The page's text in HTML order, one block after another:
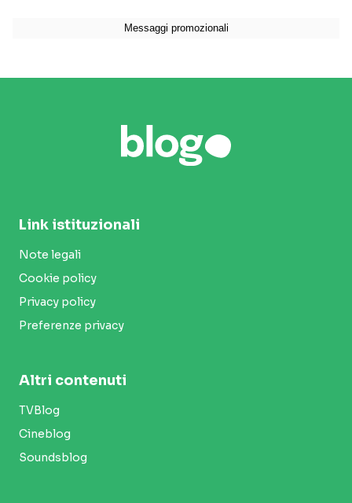
Link istituzionali
Note legali
Cookie policy
Privacy policy
Preferenze privacy
Altri contenuti
TVBlog
Cineblog
Soundsblog